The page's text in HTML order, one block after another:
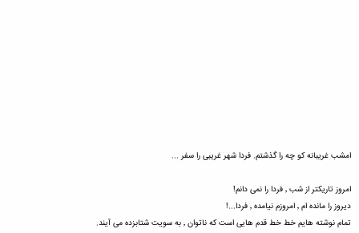
امشب غریبانه کو چه را گذشتم. فردا شهر غریبی را سفر ...
امروز تاریکتر از شب ٬ فردا را نمی دانم!
دیروز را مانده ام ٬ امروزم نیامده ٬ فردا...!
تمام نوشته هایم خط خط قدم هایی است که ناتوان ٬ به سویت شتابزده می آیند.